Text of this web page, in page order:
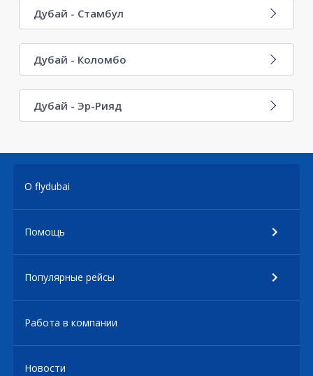
Дубай - Стамбул
Дубай - Коломбо
Дубай - Эр-Рияд
О flydubai
Помощь
Популярные рейсы
Работа в компании
Новости